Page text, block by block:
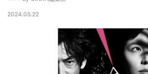
2024.05.22